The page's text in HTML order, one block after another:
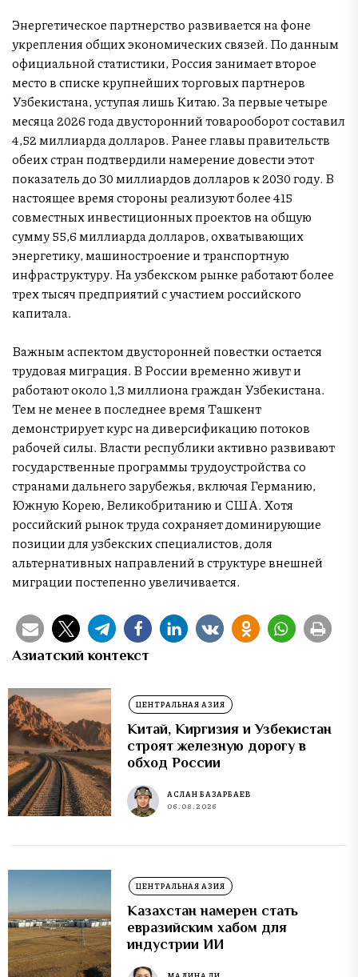
Энергетическое партнерство развивается на фоне
укрепления общих экономических связей. По данным
официальной статистики, Россия занимает второе
место в списке крупнейших торговых партнеров
Узбекистана, уступая лишь Китаю. За первые четыре
месяца 2026 года двусторонний товарооборот составил
4,52 миллиарда долларов. Ранее главы правительств
обеих стран подтвердили намерение довести этот
показатель до 30 миллиардов долларов к 2030 году. В
настоящее время стороны реализуют более 415
совместных инвестиционных проектов на общую
сумму 55,6 миллиарда долларов, охватывающих
энергетику, машиностроение и транспортную
инфраструктуру. На узбекском рынке работают более
трех тысяч предприятий с участием российского
капитала.
Важным аспектом двусторонней повестки остается
трудовая миграция. В России временно живут и
работают около 1,3 миллиона граждан Узбекистана.
Тем не менее в последнее время Ташкент
демонстрирует курс на диверсификацию потоков
рабочей силы. Власти республики активно развивают
государственные программы трудоустройства со
странами дальнего зарубежья, включая Германию,
Южную Корею, Великобританию и США. Хотя
российский рынок труда сохраняет доминирующие
позиции для узбекских специалистов, доля
альтернативных направлений в структуре внешней
миграции постепенно увеличивается.
Азиатский контекст
ЦЕНТРАЛЬНАЯ АЗИЯ
Китай, Киргизия и Узбекистан
строят железную дорогу в
обход России
АСЛАН БАЗАРБАЕВ
06.08.2026
ЦЕНТРАЛЬНАЯ АЗИЯ
Казахстан намерен стать
евразийским хабом для
индустрии ИИ